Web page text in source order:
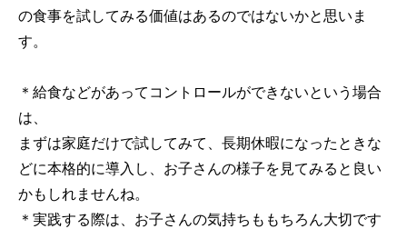
の食事を試してみる価値はあるのではないかと思いま
す。
＊給食などがあってコントロールができないという場合
は、
まずは家庭だけで試してみて、長期休暇になったときな
どに本格的に導入し、お子さんの様子を見てみると良い
かもしれませんね。
＊実践する際は、お子さんの気持ちももちろん大切です